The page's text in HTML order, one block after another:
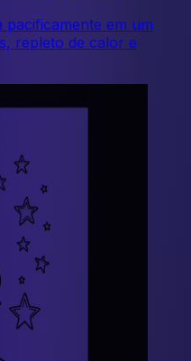
pacificamente em um
repleto de calor e